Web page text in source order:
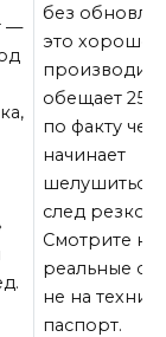
—
без
это хорошо.
обещает 25
по факту
начинает
шелушиться
след резко
Смотрите на
реальные
не на
паспорт.